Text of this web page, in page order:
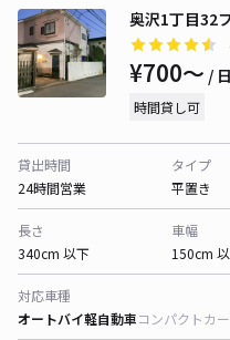
奥沢1丁目32
¥700〜 / 日
時間貸し可
貸出時間
24時間営業
タイプ
平置き
長さ
340cm 以下
車幅
150cm
対応車種
オートバイ軽自動車コンパクトカー